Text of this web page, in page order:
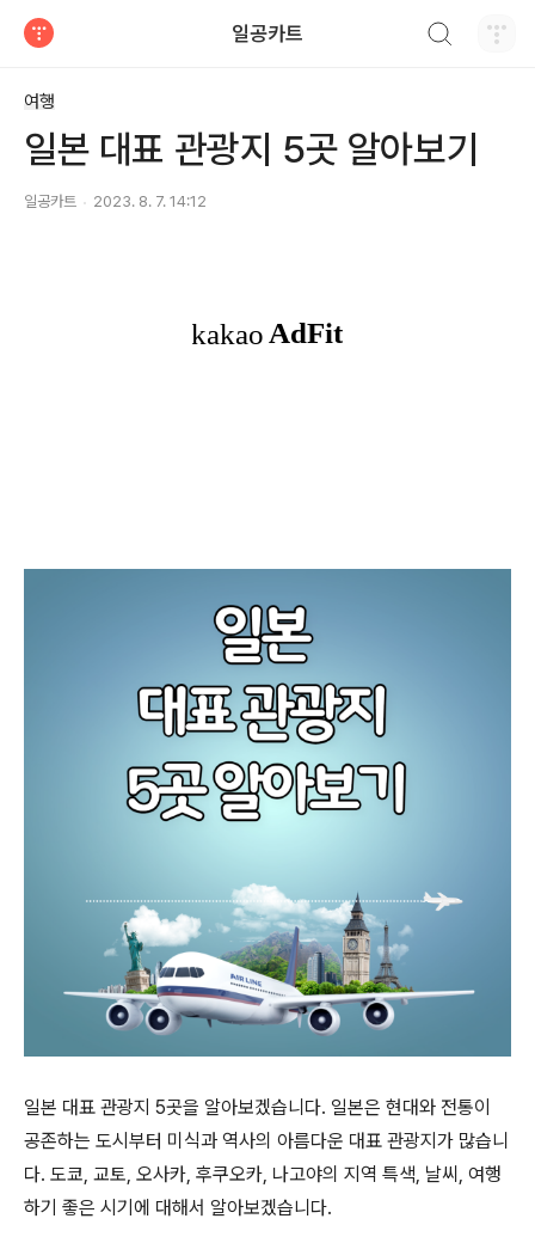
일공카트
여행
일본 대표 관광지 5곳 알아보기
일공카트 2023. 8. 7. 14:12
일본 대표 관광지 5곳을 알아보겠습니다. 일본은 현대와 전통이
공존하는 도시부터 미식과 역사의 아름다운 대표 관광지가 많습니
다. 도쿄, 교토, 오사카, 후쿠오카, 나고야의 지역 특색, 날씨, 여행
하기 좋은 시기에 대해서 알아보겠습니다.